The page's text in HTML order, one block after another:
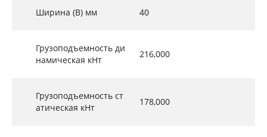
Ширина (B) мм 40
Грузоподъемность ди
намическая кНт
216,000
Грузоподъемность ст
атическая кНт
178,000